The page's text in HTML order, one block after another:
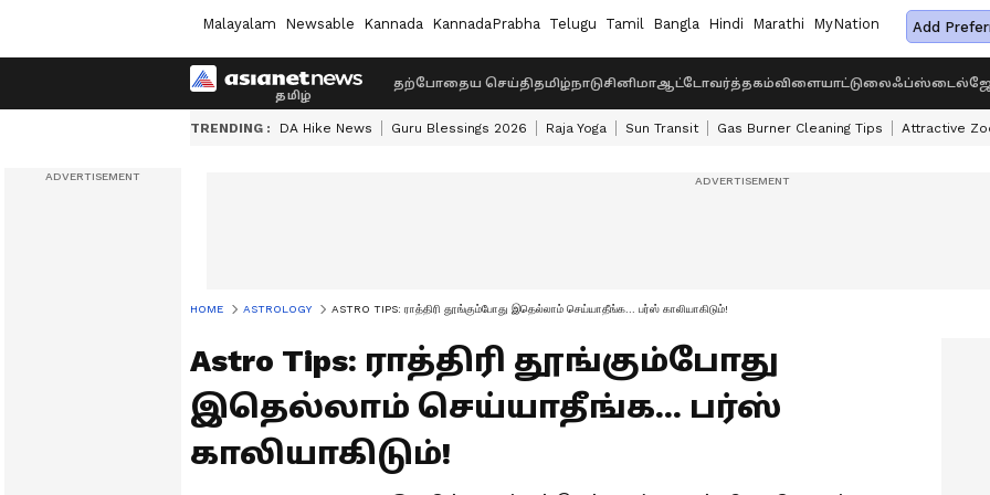
Malayalam Newsable Kannada KannadaPrabha Telugu Tamil Bangla Hindi Marathi MyNation Add
தற்போதைய செய்திதமிழ்நாடுசினிமாஆட்டோவர்த்தகம்விளையாட்டுலைஃப்ஸ்டைல்
TRENDING : DA Hike News Guru Blessings 2026 Raja Yoga Sun Transit Gas Burner Cleaning Tips Attractive
HOME ASTROLOGY ASTRO TIPS: ராத்திரி தூங்கும்போது இதெல்லாம் செய்யாதீங்க... பர்ஸ் காலியாகிடும்!
Astro Tips: ராத்திரி தூங்கும்போது
இதெல்லாம் செய்யாதீங்க... பர்ஸ்
காலியாகிடும்!